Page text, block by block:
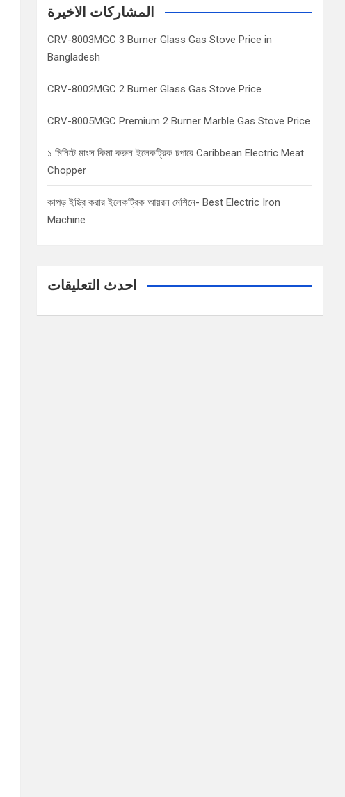
c
المشاركات الاخيرة
CRV-8003MGC 3 Burner Glass Gas Stove Price in
Bangladesh
CRV-8002MGC 2 Burner Glass Gas Stove Price
CRV-8005MGC Premium 2 Burner Marble Gas Stove Price
১ মিনিটে মাংস কিমা করুন ইলেকট্রিক চপারে Caribbean Electric Meat
Chopper
কাপড় ইস্ত্রি করার ইলেকট্রিক আয়রন মেশিনে- Best Electric Iron
Machine
احدث التعليقات